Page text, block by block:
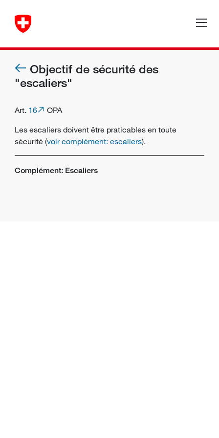
Objectif de sécurité des
"escaliers"
Art. 16
OPA
Les escaliers doivent être praticables en toute
sécurité (voir complément: escaliers).
Complément: Escaliers